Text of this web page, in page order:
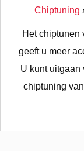
Chiptuning
Het chiptunen
geeft u meer
U kunt uitgaan
chiptuning